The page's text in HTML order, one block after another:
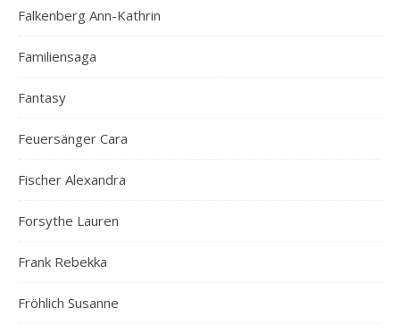
Falkenberg Ann-Kathrin
Familiensaga
Fantasy
Feuersänger Cara
Fischer Alexandra
Forsythe Lauren
Frank Rebekka
Fröhlich Susanne